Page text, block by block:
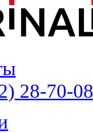
28-70-08